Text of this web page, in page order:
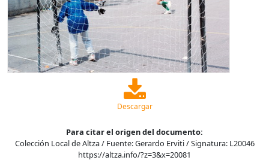
Descargar
Para citar el origen del documento:
Colección Local de Altza / Fuente: Gerardo Erviti / Signatura: L20046
https://altza.info/?z=3&x=20081